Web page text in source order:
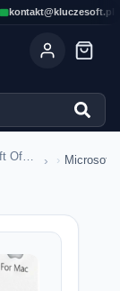
kontakt@kluczesoft.pl
Klucze Microsoft Office 2021 › Microsoft